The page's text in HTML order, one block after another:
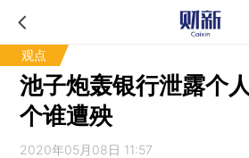
观点
池子炮轰银行泄露个
个谁遭殃
2020年05月08日 11:57